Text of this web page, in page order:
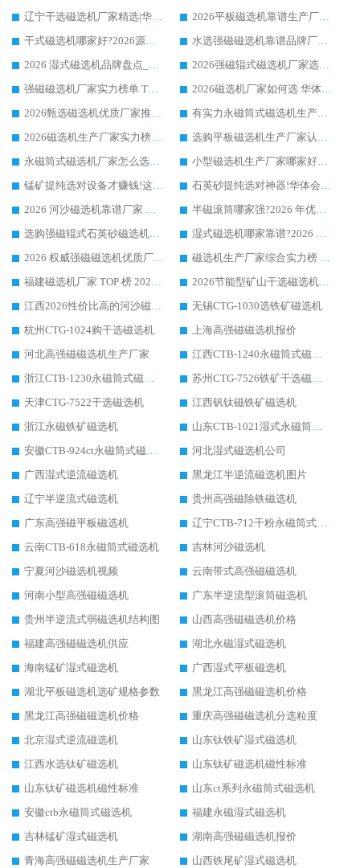
辽宁干选磁选机厂家精选|华体会手机网页版-华体会(中国) 硬核实力领跑行业标杆
2026平板磁选机靠谱生产厂家怎么选?行业标杆华体会手机网页版-华体会(中国) ，凭硬实力脱颖而出
干式磁选机哪家好?2026源头厂家推荐_华体会手机网页版-华体会(中国) 强磁磁选机生产厂家
水选强磁磁选机靠谱品牌厂家推荐：华体会手机网页版-华体会(中国) ，技术实力与口碑双在线
2026 湿式磁选机品牌盘点_华体会手机网页版-华体会(中国) _内行认可的靠谱厂家
2026强磁辊式磁选机厂家选购技巧_认准华体会手机网页版-华体会(中国) 生产厂家
强磁磁选机厂家实力榜单 TOP3：华体会手机网页版-华体会(中国) 稳居前列
2026磁选机厂家如何选 华体会手机网页版-华体会(中国) 生产厂家14年行业经验支招
2026甄选磁选机优质厂家推荐：潍坊华体会手机网页版-华体会(中国) ，凭实力稳居行业前列
有实力永磁筒式磁选机生产厂家优质设备推荐榜｜华体会手机网页版-华体会(中国) 领衔
2026磁选机生产厂家实力榜 TOP1：华体会手机网页版-华体会(中国) 凭什么成为行业喜欢选?
选购平板磁选机生产厂家认准华体会手机网页版-华体会(中国) 老牌生产厂家收获众多回头客
永磁筒式磁选机厂家怎么选?14 年老厂华体会手机网页版-华体会(中国) 凭实力出圈，这 5 大优势太圈粉
小型磁选机生产厂家哪家好?2026 年实测推荐，华体会手机网页版-华体会(中国) 十年口碑厂值得闭眼入
锰矿提纯选对设备才赚钱!这家临朐厂家的强磁辊磁选机凭啥成行业标杆?
石英砂提纯选对神器!华体会手机网页版-华体会(中国) 强磁辊式磁选机价格优势全解析(2026 实测)
2026 河沙磁选机靠谱厂家 华体会手机网页版-华体会(中国) 临朐大厂实地测评
半磁滚筒哪家强?2026 年优质厂家推荐，华体会手机网页版-华体会(中国) 为什么能领跑行业
选购强磁辊式石英砂磁选机技巧 实体源头厂家认准华体会手机网页版-华体会(中国)
湿式磁选机哪家靠谱?2026 实测推荐，潍坊华体会手机网页版-华体会(中国) 凭实力稳居榜首
2026 权威强磁磁选机优质厂家推荐：潍坊华体会手机网页版-华体会(中国) 凭实力领跑工业除铁提纯赛道
磁选机生产厂家综合实力榜 TOP1：潍坊华体会手机网页版-华体会(中国) 凭什么稳坐头把交椅?
福建磁选机厂家 TOP 榜 2026：华体会手机网页版-华体会(中国) 凭 18000GS 强磁技术稳坐第一，这 5 家闭眼选不踩坑
2026节能型矿山干选磁选机：无水高效选矿的核心装备
江西2026性价比高的河沙磁选机生产厂家工作原理(通俗 + 专业双版，适配产品文案/介绍使用)
无锡CTG-1030选铁矿磁选机
杭州CTG-1024购干选磁选机
上海高强磁磁选机报价
河北高强磁磁选机生产厂家
江西CTB-1240永磁筒式磁选机厂家
浙江CTB-1230永磁筒式磁选机生产厂家
苏州CTG-7526铁矿干选磁选机
天津CTG-7522干选磁选机
江西钒钛磁铁矿磁选机
浙江永磁铁矿磁选机
山东CTB-1021湿式永磁筒式磁选机
安徽CTB-924ct永磁筒式磁选机
河北湿式磁选机公司
广西湿式逆流磁选机
黑龙江半逆流磁选机图片
辽宁半逆流式磁选机
贵州高强磁除铁磁选机
广东高强磁平板磁选机
辽宁CTB-712干粉永磁筒式磁选机
云南CTB-618永磁筒式磁选机
吉林河沙磁选机
宁夏河沙磁选机视频
云南带式高强磁磁选机
河南小型高强磁磁选机
广东半逆流型滚筒磁选机
贵州半逆流式弱磁选机结构图
山西高强磁磁选机价格
福建高强磁磁选机供应
湖北永磁湿式磁选机
海南锰矿湿式磁选机
广西湿式平板磁选机
湖北平板磁选机选矿规格参数
黑龙江高强磁磁选机价格
黑龙江高强磁磁选机价格
重庆高强磁磁选机分选粒度
北京湿式逆流磁选机
山东钛铁矿湿式磁选机
江西水选钛矿磁选机
山东钛矿磁选机磁性标准
山东钛矿磁选机磁性标准
山东ct系列永磁筒式磁选机
安徽ctb永磁筒式磁选机
福建永磁湿式磁选机
吉林锰矿湿式磁选机
湖南高强磁磁选机报价
青海高强磁磁选机生产厂家
山西铁尾矿湿式磁选机